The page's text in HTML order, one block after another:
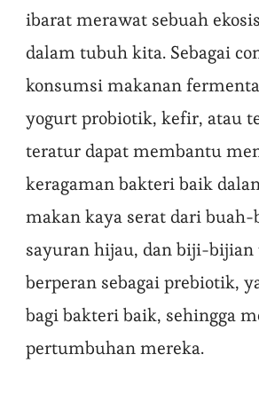
ibarat merawat sebuah
dalam tubuh kita. Sebagai
konsumsi makanan
yogurt probiotik, kefir, atau
teratur dapat membantu
keragaman bakteri baik
makan kaya serat dari buah-
sayuran hijau, dan biji-bijian
berperan sebagai prebiotik,
bagi bakteri baik, sehingga
pertumbuhan mereka.